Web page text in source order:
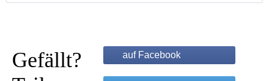
Gefällt?
auf Facebook